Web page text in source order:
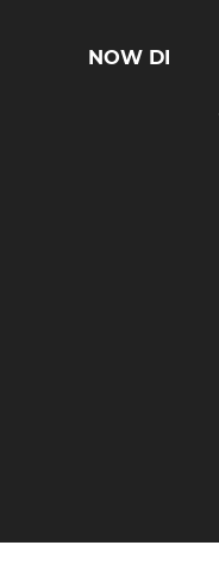
NOW DI